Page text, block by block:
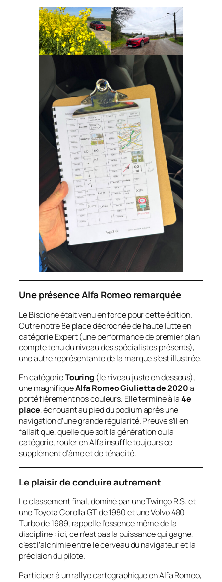
Une présence Alfa Romeo remarquée
Le Biscione était venu en force pour cette édition.
Outre notre 8e place décrochée de haute lutte en
catégorie Expert (une performance de premier plan
compte tenu du niveau des spécialistes présents),
une autre représentante de la marque s’est illustrée.
En catégorieTouring (le niveau juste en dessous),
une magnifiqueAlfa Romeo Giulietta de 2020a
porté fièrement nos couleurs. Elle termine à la4e
place, échouant au pied du podium après une
navigation d’une grande régularité. Preuve s’il en
fallait que, quelle que soit la génération ou la
catégorie, rouler en Alfa insuffle toujours ce
supplément d’âme et de ténacité.
Le plaisir de conduire autrement
Le classement final, dominé par une Twingo R.S. et
une Toyota Corolla GT de 1980 et une Volvo 480
Turbo de 1989, rappelle l’essence même de la
discipline : ici, ce n’est pas la puissance qui gagne,
c’est l’alchimie entre le cerveau du navigateur et la
précision du pilote.
Participer à un rallye cartographique en Alfa Romeo,